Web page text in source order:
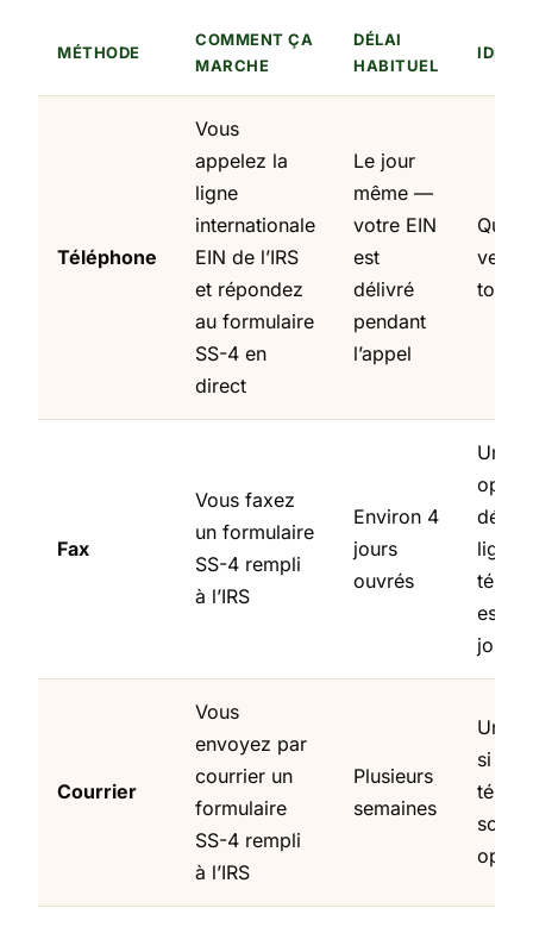
MÉTHODE
COMMENT ÇA
MARCHE
DÉLAI
HABITUEL
IDÉAL
Téléphone
Vous
appelez la
ligne
internationale
EIN de l’IRS
et répondez
au formulaire
SS-4 en
direct
Le jour
même —
votre EIN
est
délivré
pendant
l’appel
veut
tout
Fax
Vous faxez
un formulaire
SS-4 rempli
à l’IRS
Environ 4
jours
ouvrés
Une
ligne
est
Courrier
Vous
envoyez par
courrier un
formulaire
SS-4 rempli
à l’IRS
Plusieurs
semaines
si le
sont